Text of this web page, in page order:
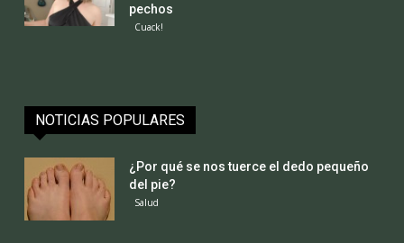
pechos
Cuack!
NOTICIAS POPULARES
¿Por qué se nos tuerce el dedo pequeño
del pie?
Salud